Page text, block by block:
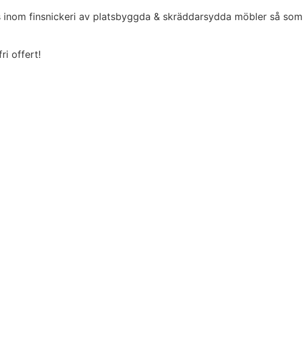
finsnickeri av platsbyggda & skräddarsydda möbler så
offert!